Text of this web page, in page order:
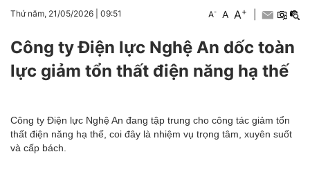
Thứ năm, 21/05/2026 09:51 A- A A+
Công ty Điện lực Nghệ An dốc toàn
lực giảm tổn thất điện năng hạ thế
Công ty Điện lực Nghệ An đang tập trung cho công tác giảm tổn
thất điện năng hạ thế, coi đây là nhiệm vụ trọng tâm, xuyên suốt
và cấp bách.